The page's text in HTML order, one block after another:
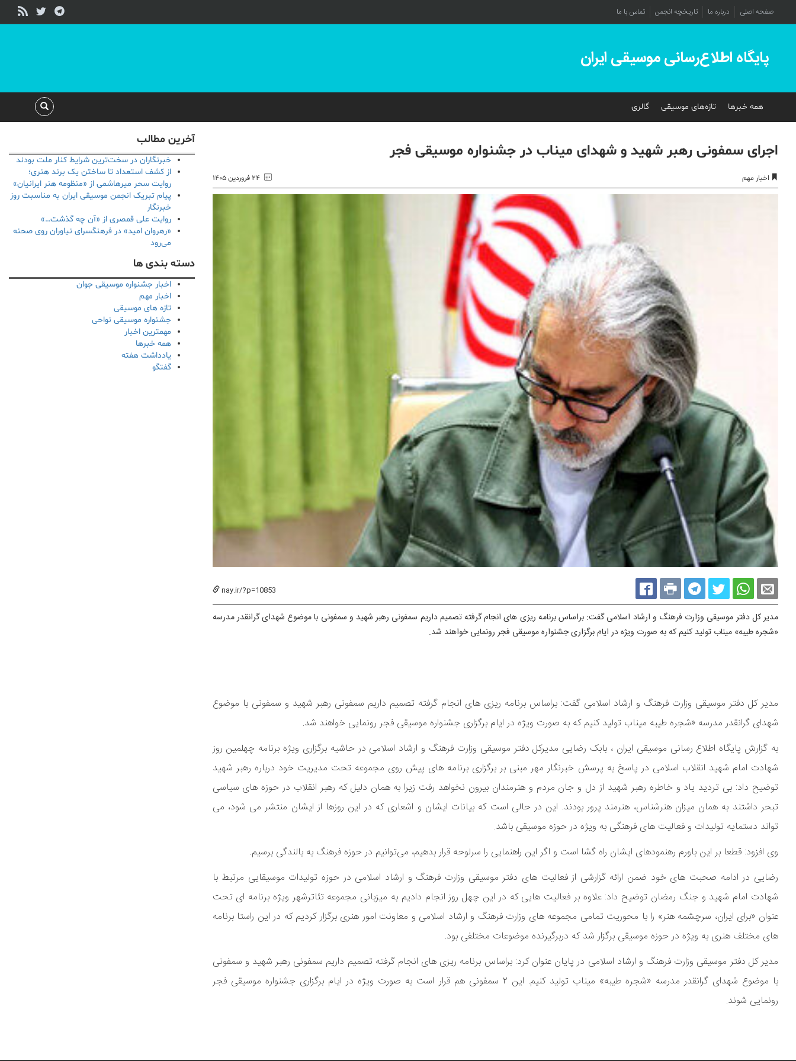
صفحه اصلی درباره ما تاریخچه انجمن تماس با ما
پایگاه اطلاع‌رسانی موسیقی ایران
همه خبرها تازه‌های موسیقی گالری
اجرای سمفونی رهبر شهید و شهدای میناب در جشنواره موسیقی فجر
اخبار مهم ۲۴ فروردین ۱۴۰۵
nay.ir/?p=10853
مدیر کل دفتر موسیقی وزارت فرهنگ و ارشاد اسلامی گفت: براساس برنامه ریزی های انجام گرفته تصمیم داریم سمفونی رهبر شهید و سمفونی با موضوع شهدای گرانقدر مدرسه
«شجره طیبه» میناب تولید کنیم که به صورت ویژه در ایام برگزاری جشنواره موسیقی فجر رونمایی خواهند شد.
مدیر کل دفتر موسیقی وزارت فرهنگ و ارشاد اسلامی گفت: براساس برنامه ریزی های انجام گرفته تصمیم داریم سمفونی رهبر شهید و سمفونی با موضوع
شهدای گرانقدر مدرسه «شجره طیبه میناب تولید کنیم که به صورت ویژه در ایام برگزاری جشنواره موسیقی فجر رونمایی خواهند شد.
به گزارش پایگاه اطلاع رسانی موسیقی ایران ، بابک رضایی مدیرکل دفتر موسیقی وزارت فرهنگ و ارشاد اسلامی در حاشیه برگزاری ویژه برنامه چهلمین روز
شهادت امام شهید انقلاب اسلامی در پاسخ به پرسش خبرنگار مهر مبنی بر برگزاری برنامه های پیش روی مجموعه تحت مدیریت خود درباره رهبر شهید
توضیح داد: بی تردید یاد و خاطره رهبر شهید از دل و جان مردم و هنرمندان بیرون نخواهد رفت زیرا به همان دلیل که رهبر انقلاب در حوزه های سیاسی
تبحر داشتند به همان میزان هنرشناس، هنرمند پرور بودند. این در حالی است که بیانات ایشان و اشعاری که در این روزها از ایشان منتشر می شود، می
تواند دستمایه تولیدات و فعالیت های فرهنگی به ویژه در حوزه موسیقی باشد.
وی افزود: قطعا بر این باورم رهنمودهای ایشان راه گشا است و اگر این راهنمایی را سرلوحه قرار بدهیم، می‌توانیم در حوزه فرهنگ به بالندگی برسیم.
رضایی در ادامه صحبت های خود ضمن ارائه گزارشی از فعالیت های دفتر موسیقی وزارت فرهنگ و ارشاد اسلامی در حوزه تولیدات موسیقایی مرتبط با
شهادت امام شهید و جنگ رمضان توضیح داد: علاوه بر فعالیت هایی ‌که در این چهل روز انجام دادیم به میزبانی مجموعه تئاترشهر ویژه برنامه ای تحت
عنوان «برای ایران، سرچشمه هنر» را با محوریت تمامی مجموعه های وزارت فرهنگ و ارشاد اسلامی و معاونت امور هنری برگزار کردیم که در این راستا برنامه
های مختلف هنری به ویژه در حوزه موسیقی برگزار شد که دربرگیرنده موضوعات مختلفی بود.
مدیر کل دفتر موسیقی وزارت فرهنگ و ارشاد اسلامی در پایان عنوان کرد: براساس برنامه ریزی های انجام گرفته تصمیم داریم سمفونی رهبر شهید و سمفونی
با موضوع شهدای گرانقدر مدرسه «شجره طیبه» میناب تولید کنیم. این ۲ سمفونی هم قرار است به صورت ویژه در ایام برگزاری جشنواره موسیقی فجر
رونمایی شوند.
آخرین مطالب
خبرنگاران در سخت‌ترین شرایط کنار ملت بودند
از کشف استعداد تا ساختن یک برند هنری؛
روایت سحر میرهاشمی از «منظومه هنر ایرانیان»
پیام تبریک انجمن موسیقی ایران به مناسبت روز
خبرنگار
روایت علی قمصری از «آن چه گذشت…»
«رهروان امید» در فرهنگسرای نیاوران روی صحنه
می‌رود
دسته بندی ها
اخبار جشنواره موسیقی جوان
اخبار مهم
تازه های موسیقی
جشنواره موسیقی نواحی
مهمترین اخبار
همه خبرها
یادداشت هفته
گفتگو